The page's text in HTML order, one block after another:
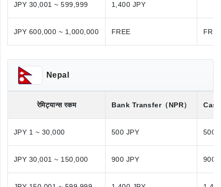
JPY 30,001 ~ 599,999
1,400 JPY
JPY 600,000 ~ 1,000,000 FREE
Nepal
रेमिट्यान्स रकम Bank Transfer（NPR）
JPY 1 ~ 30,000 500 JPY 500
JPY 30,001 ~ 150,000 900 JPY 900